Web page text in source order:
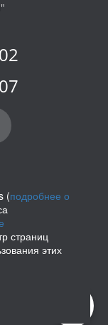
(подробнее о
страниц
этих